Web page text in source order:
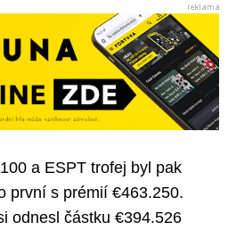
a ESPT trofej byl pak
první s prémií €463.250.
odnesl částku €394.526